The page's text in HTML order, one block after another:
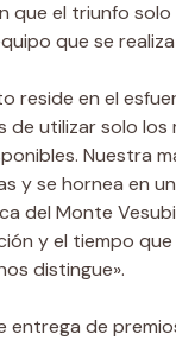
que el triunfo
que se
reside en el
de utilizar solo los
Nuestra
y se hornea en
del Monte
y el tiempo
distingue».
entrega de